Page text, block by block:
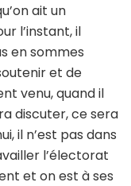
ait un
l’instant, il
en sommes
et de
venu, quand il
discuter, ce sera
il n’est pas dans
l’électorat
et on est à ses